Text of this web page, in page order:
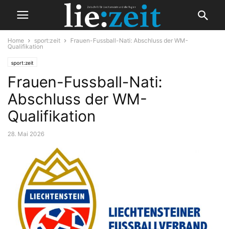
Home sport:zeit
Frauen-Fussball-Nati: Abschluss der WM-
Qualifikation
sport:zeit
Frauen-Fussball-Nati:
Abschluss der WM-
Qualifikation
28. Mai 2026